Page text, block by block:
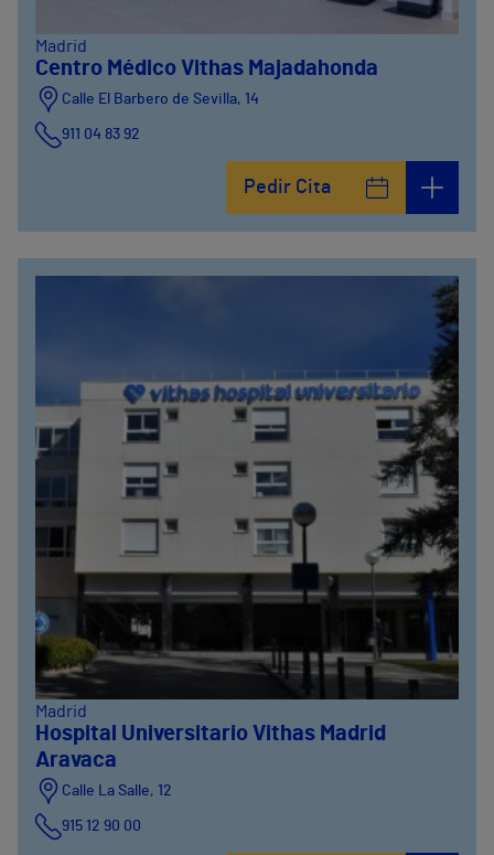
Madrid
Centro Médico Vithas Majadahonda
Calle El Barbero de Sevilla, 14
911 04 83 92
Pedir Cita
Madrid
Hospital Universitario Vithas Madrid
Aravaca
Calle La Salle, 12
915 12 90 00